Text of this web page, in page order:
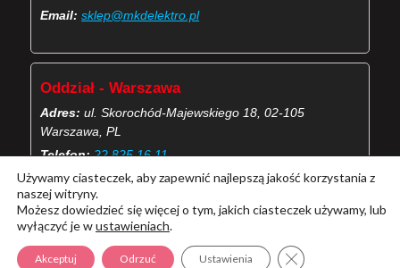
Email: sklep@mkdelektro.pl
Oddział - Warszawa
Adres: ul. Skorochód-Majewskiego 18, 02-105
Warszawa, PL
Telefon: 22 825 16 11
Email: skorochod@mkdelektro.pl
(Więcej o kontaktach MKD Elektro)
Używamy ciasteczek, aby zapewnić najlepszą jakość korzystania z
naszej witryny.
Możesz dowiedzieć się więcej o tym, jakich ciasteczek używamy, lub
wyłączyć je wustawieniach.
Akceptuj Odrzuć Ustawienia Zamknij panel